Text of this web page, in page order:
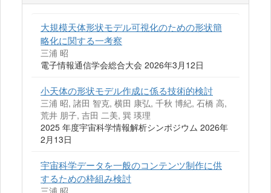
大規模天体形状モデル可視化のための形状簡
略化に関する一考察
三浦 昭
電子情報通信学会総合大会 2026年3月12日
小天体の形状モデル作成に係る技術的検討
三浦 昭, 諸田 智克, 横田 康弘, 千秋 博紀, 石橋 高,
荒井 朋子, 吉田 二美, 巽 瑛理
2025 年度宇宙科学情報解析シンポジウム 2026年
2月13日
宇宙科学データを一般のコンテンツ制作に供
するための枠組み検討
三浦 昭